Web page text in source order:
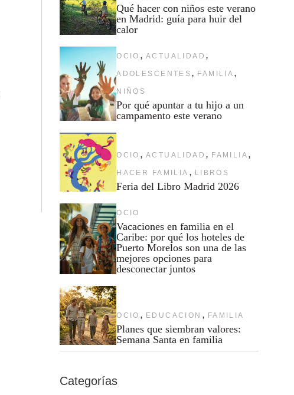
Qué hacer con niños este verano
en Madrid: guía para huir del
calor
OCIO , ACTUALIDAD ,
ADOLESCENTES , FAMILIA ,
NIÑOS
Por qué apuntar a tu hijo a un
campamento este verano
OCIO , ACTUALIDAD , FAMILIA ,
HACER FAMILIA , LIBROS
Feria del Libro Madrid 2026
OCIO
Vacaciones en familia en el
Caribe: por qué los hoteles de
Puerto Morelos son una de las
mejores opciones para
desconectar juntos
OCIO , EDUCACION , FAMILIA
Planes que siembran valores:
Semana Santa en familia
Categorías